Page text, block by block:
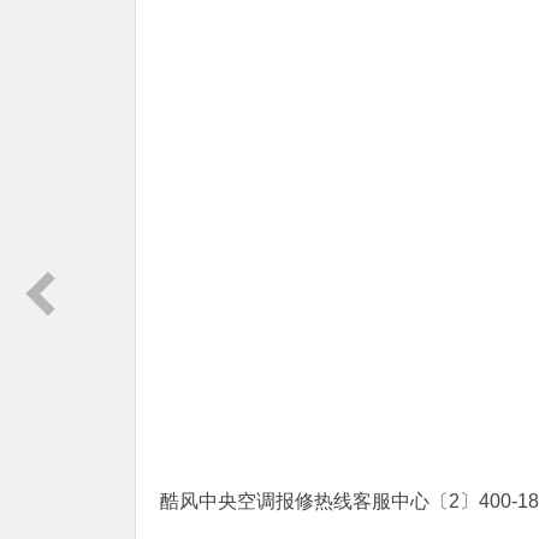
酷风中央空调报修热线客服中心〔2〕400-